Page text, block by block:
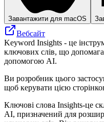
Завантажити для macOS
Вебсайт
Keyword Insights - це
ключових слів, що
допомогою AI.
Ви розробник цього
щоб керувати цією
Ключові слова Insights-це
AI, призначений для